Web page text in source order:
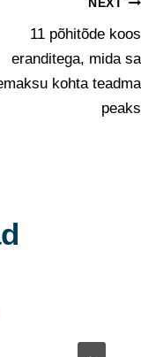
NEXT
11 põhitõde koos
eranditega, mida sa
kohta teadma
peaks